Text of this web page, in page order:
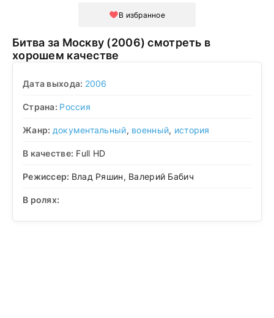
В избранное
Битва за Москву (2006) смотреть в
хорошем качестве
Дата выхода: 2006
Страна: Россия
Жанр: документальный, военный, история
В качестве: Full HD
Режиссер: Влад Ряшин, Валерий Бабич
В ролях: